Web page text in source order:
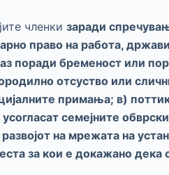
членкизаради
право на работа,
поради бременост или
отсуство или
примања; в)
семејните
на мрежата на
за кои е докажано